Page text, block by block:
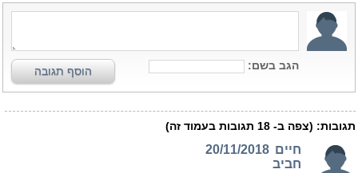
הגב בשם: הוסף תגובה
תגובות: (צפה ב- 18 תגובות בעמוד זה)
חיים
חביב
20/11/2018